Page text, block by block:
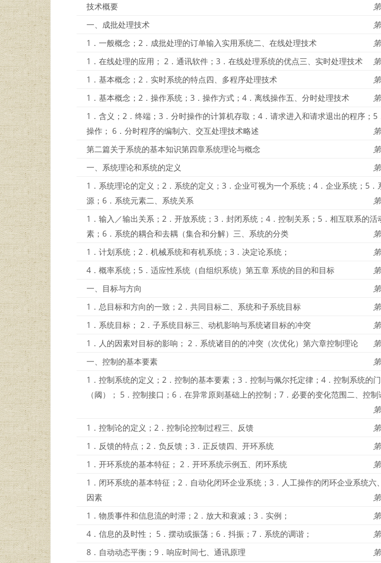
技术概要
一、成批处理技术
1．一般概念；2．成批处理的订单输入实用系统二、在线处理技术
1．在线处理的应用； 2．通讯软件；3．在线处理系统的优点三、实时处理技术
1．基本概念；2．实时系统的特点四、多程序处理技术
1．基本概念；2．操作系统；3．操作方式；4．离线操作五、分时处理技术
1．含义；2．终端；3．分时操作的计算机存取；4．请求进入和请求退出的程序；5
操作； 6．分时程序的编制六、交互处理技术略述
第二篇关于系统的基本知识第四章系统理论与概念
一、系统理论和系统的定义
1．系统理论的定义；2．系统的定义；3．企业可视为一个系统；4．企业系统；5．
源；6．系统元素二、系统关系
1．输入／输出关系；2．开放系统；3．封闭系统；4．控制关系；5．相互联系的活
素；6．系统的耦合和去耦（集合和分解）三、系统的分类
1．计划系统；2．机械系统和有机系统；3．决定论系统；
4．概率系统；5．适应性系统（自组织系统）第五章 系统的目的和目标
一、目标与方向
1．总目标和方向的一致；2．共同目标二、系统和子系统目标
1．系统目标； 2．子系统目标三、动机影响与系统诸目标的冲突
1．人的因素对目标的影响； 2．系统诸目的的冲突（次优化）第六章控制理论
一、控制的基本要素
1．控制系统的定义；2．控制的基本要素；3．控制与佩尔托定律；4．控制系统的
（阈）； 5．控制接口；6．在异常原则基础上的控制；7．必要的变化范围二、控制
1．控制论的定义；2．控制论控制过程三、反馈
1．反馈的特点；2．负反馈；3．正反馈四、开环系统
1．开环系统的基本特征； 2．开环系统示例五、闭环系统
1．闭环系统的基本特征；2．自动化闭环企业系统；3．人工操作的闭环企业系统六
因素
1．物质事件和信息流的时滞；2．放大和衰减；3．实例；
4．信息的及时性； 5．摆动或振荡；6．抖振；7．系统的调谐；
8．自动动态平衡；9．响应时间七、通讯原理